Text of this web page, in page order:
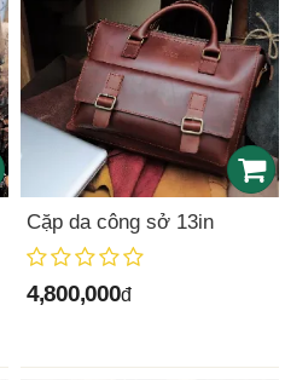
Cặp da công sở 13in
4,800,000đ